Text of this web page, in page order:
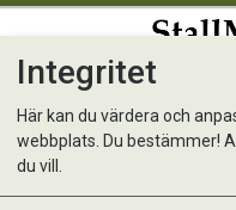
Virkon S 50 g
Integritet
Här kan du värdera och
webbplats. Du bestämmer!
du vill.